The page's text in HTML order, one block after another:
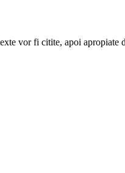
vor fi citite, apoi apropiate